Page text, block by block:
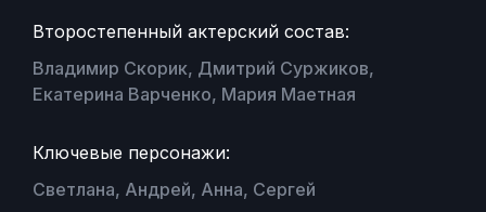
Второстепенный актерский состав:
Владимир Скорик, Дмитрий Суржиков,
Екатерина Варченко, Мария Маетная
Ключевые персонажи:
Светлана, Андрей, Анна, Сергей